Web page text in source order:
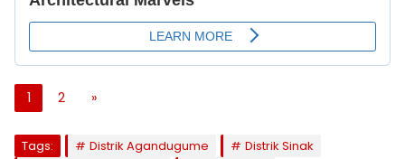
1 2 »
Tags: Distrik Agandugume
Distrik Sinak